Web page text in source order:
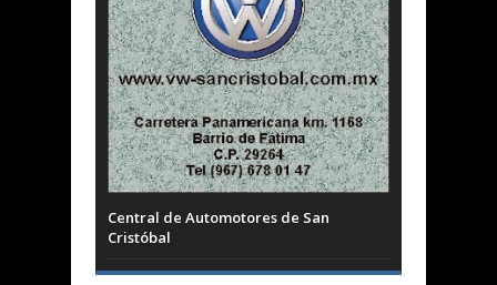
Central de Automotores de San
Cristóbal